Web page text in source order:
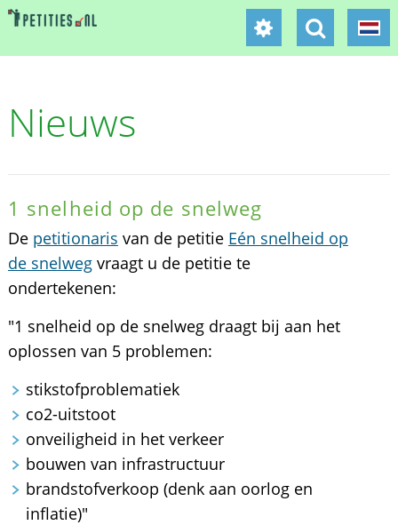
Nieuws
1 snelheid op de snelweg
De petitionaris van de petitie Eén snelheid op
de snelwegvraagt u de petitie te
ondertekenen:
"1 snelheid op de snelweg draagt bij aan het
oplossen van 5 problemen:
stikstofproblematiek
co2-uitstoot
onveiligheid in het verkeer
bouwen van infrastructuur
brandstofverkoop (denk aan oorlog en
inflatie)"